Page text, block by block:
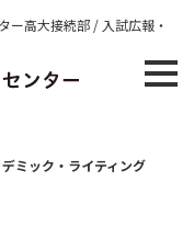
ー高大接続部 / 入試広報・
ミック・ライティング